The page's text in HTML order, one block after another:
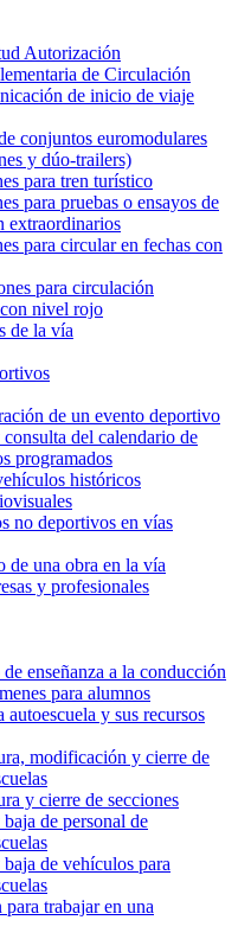
Autorización
de Circulación
de inicio de viaje
conjuntos euromodulares
y dúo-trailers)
para tren turístico
para pruebas o ensayos de
extraordinarios
para circular en fechas con
para circulación
nivel rojo
de la vía
de un evento deportivo
del calendario de
programados
históricos
no deportivos en vías
de una obra en la vía
y profesionales
enseñanza a la conducción
para alumnos
autoescuela y sus recursos
modificación y cierre de
y cierre de secciones
de personal de
de vehículos para
trabajar en una